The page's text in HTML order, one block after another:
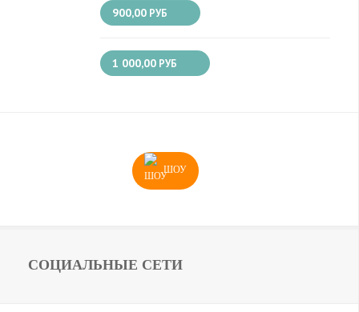
900,00 РУБ
1 000,00 РУБ
ШОУ
СОЦИАЛЬНЫЕ СЕТИ